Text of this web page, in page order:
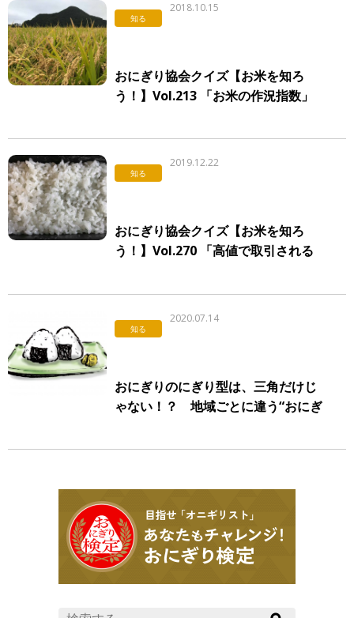
知る
2018.10.15
おにぎり協会クイズ【お米を知ろ
う！】Vol.213 「お米の作況指数」
知る
2019.12.22
おにぎり協会クイズ【お米を知ろ
う！】Vol.270 「高値で取引される
知る
2020.07.14
おにぎりのにぎり型は、三角だけじ
ゃない！？ 地域ごとに違う“おにぎ